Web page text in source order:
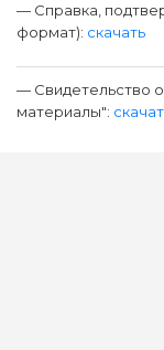
— Справка,
формат): скачать
— Свидетельство
материалы":